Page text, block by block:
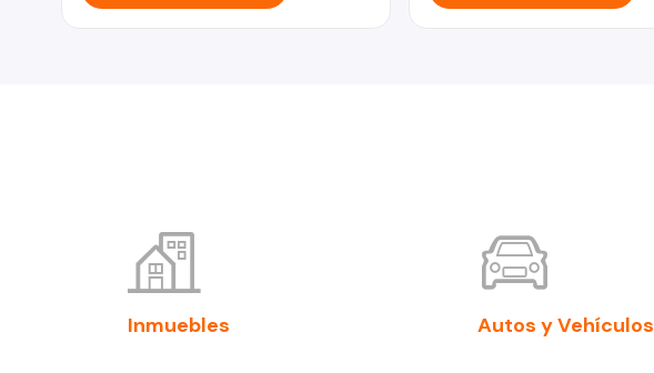
Inmuebles Autos y Vehículos